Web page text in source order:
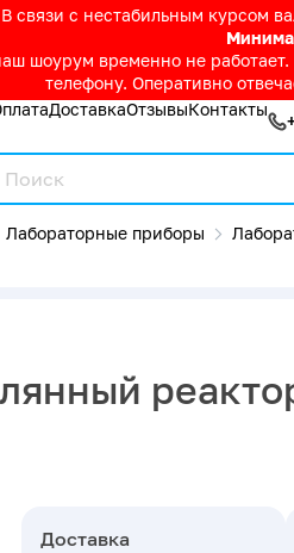
В связи с нестабильным курсом
шоурум временно не
телефону. Оперативно
ДоставкаОтзывыКонтакты
Лабораторные приборы
Доставка